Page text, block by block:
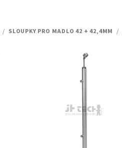
/ SLOUPKY PRO MADLO 42 + 42,4MM /